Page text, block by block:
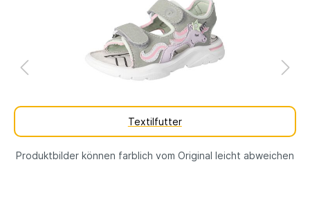
Textilfutter
Produktbilder können farblich vom Original leicht abweichen